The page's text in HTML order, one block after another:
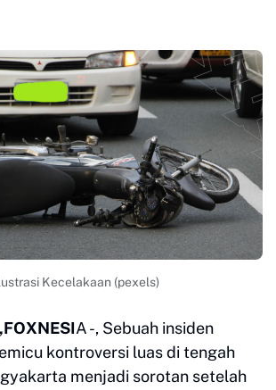
Kecelakaan (pexels)
A -, Sebuah insiden
kontroversi luas di tengah
menjadi sorotan setelah